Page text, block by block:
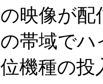
の映像が配
の帯域でハ
位機種の投